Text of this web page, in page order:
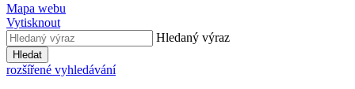
Mapa webu
Vytisknout
Hledaný výraz
Hledat
rozšířené vyhledávání